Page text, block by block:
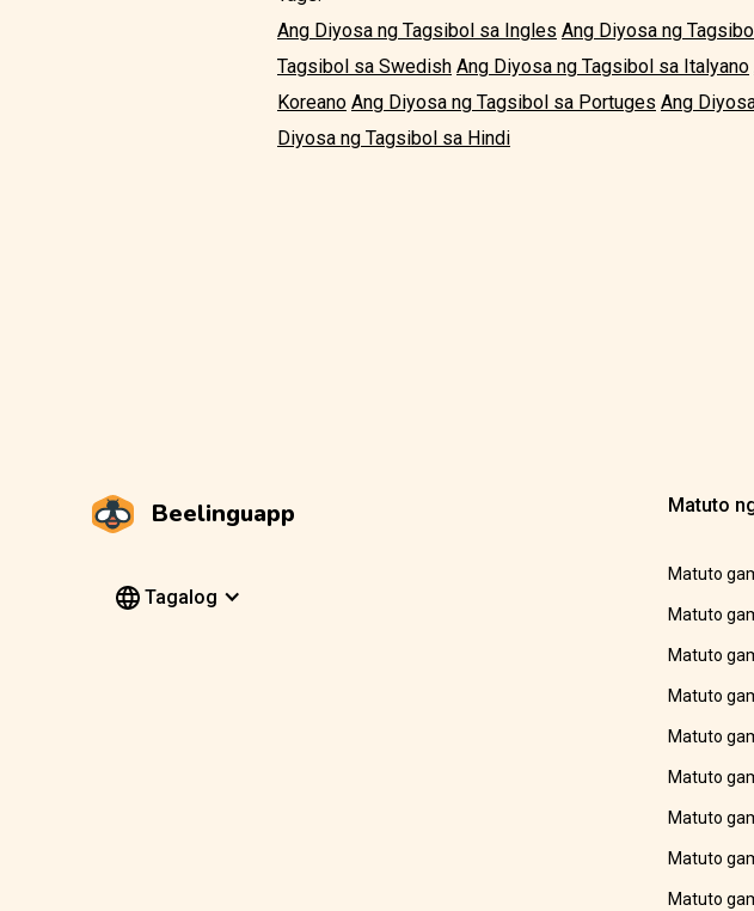
Ang Diyosa ng Tagsibol sa Ingles Ang Diyosa ng
Tagsibol sa Swedish Ang Diyosa ng Tagsibol sa Italyano
Koreano Ang Diyosa ng Tagsibol sa Portuges Ang
Diyosa ng Tagsibol sa Hindi
Beelinguapp
Tagalog
Matuto
Matuto
Matuto
Matuto
Matuto
Matuto
Matuto
Matuto
Matuto
Matuto